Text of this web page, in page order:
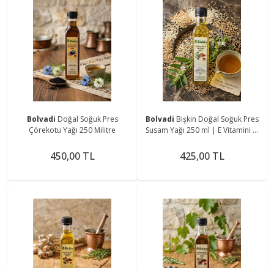
Bolvadi Doğal Soğuk Pres
Çörekotu Yağı 250 Militre
450,00 TL
Bolvadi Bişkin Doğal Soğuk Pres
Susam Yağı 250 ml | E Vitamini &
425,00 TL